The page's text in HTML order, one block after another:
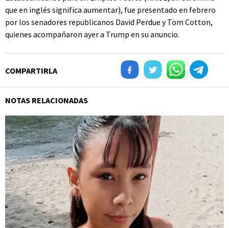
que en inglés significa aumentar), fue presentado en febrero
por los senadores republicanos David Perdue y Tom Cotton,
quienes acompañaron ayer a Trump en su anuncio.
COMPARTIRLA
NOTAS RELACIONADAS